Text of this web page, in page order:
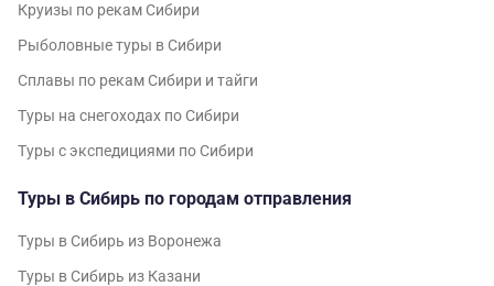
Круизы по рекам Сибири
Рыболовные туры в Сибири
Сплавы по рекам Сибири и тайги
Туры на снегоходах по Сибири
Туры с экспедициями по Сибири
Туры в Сибирь по городам отправления
Туры в Сибирь из Воронежа
Туры в Сибирь из Казани